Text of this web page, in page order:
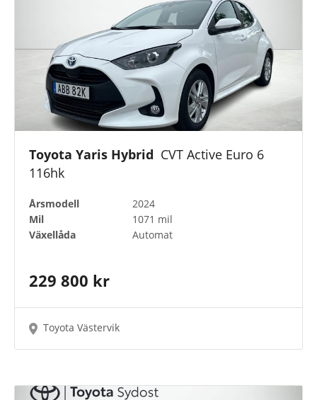
Toyota Yaris Hybrid CVT Active Euro 6
116hk
Årsmodell
2024
Mil
1071 mil
Växellåda
Automat
229 800 kr
Toyota Västervik